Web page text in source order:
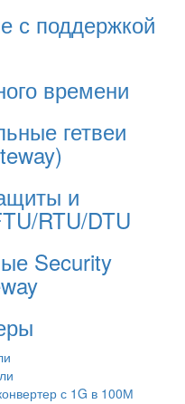
с поддержкой
времени
гетвеи
и
RTU/DTU
Security
с 1G в 100М